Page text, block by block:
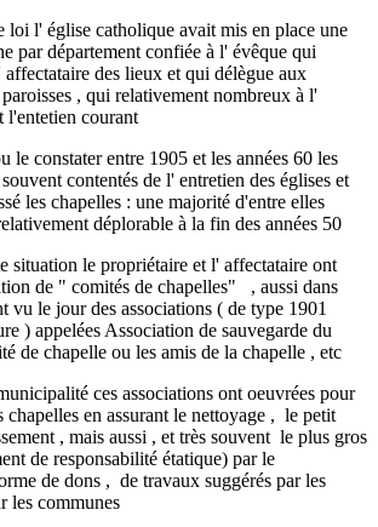
loi l' église catholique avait mis en place une
par département confiée à l' évêque qui
des lieux et qui délègue aux
paroisses , qui relativement nombreux à l'
l'entetien courant
le constater entre 1905 et les années 60 les
contentés de l' entretien des églises et
les chapelles : une majorité d'entre elles
déplorable à la fin des années 50
situation le propriétaire et l' affectataire ont
de " comités de chapelles" , aussi dans
vu le jour des associations ( de type 1901
) appelées Association de sauvegarde du
de chapelle ou les amis de la chapelle , etc
ces associations ont oeuvrées pour
chapelles en assurant le nettoyage , le petit
, mais aussi , et très souvent le plus gros
de responsabilité étatique) par le
de dons , de travaux suggérés par les
les communes